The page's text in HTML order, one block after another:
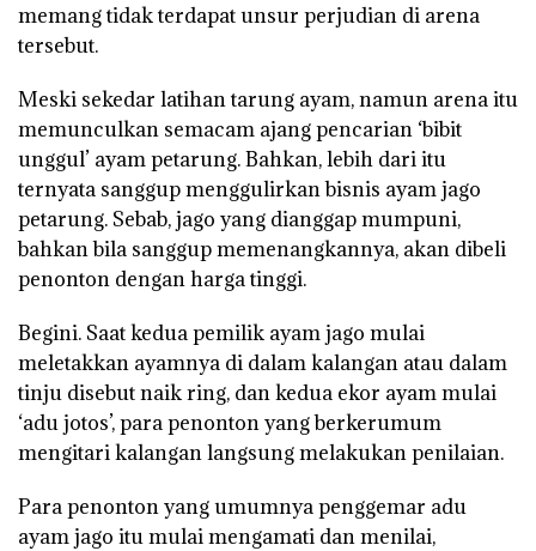
memang tidak terdapat unsur perjudian di arena
tersebut.
Meski sekedar latihan tarung ayam, namun arena itu
memunculkan semacam ajang pencarian ‘bibit
unggul’ ayam petarung. Bahkan, lebih dari itu
ternyata sanggup menggulirkan bisnis ayam jago
petarung. Sebab, jago yang dianggap mumpuni,
bahkan bila sanggup memenangkannya, akan dibeli
penonton dengan harga tinggi.
Begini. Saat kedua pemilik ayam jago mulai
meletakkan ayamnya di dalam kalangan atau dalam
tinju disebut naik ring, dan kedua ekor ayam mulai
‘adu jotos’, para penonton yang berkerumum
mengitari kalangan langsung melakukan penilaian.
Para penonton yang umumnya penggemar adu
ayam jago itu mulai mengamati dan menilai,